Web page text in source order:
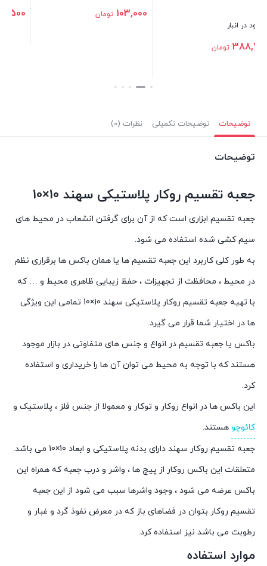
موجود در انبار
103,000
101,500
توضیحات توضیحات تکمیلی نظرات (0)
توضیحات
جعبه تقسیم روکار پلاستیکی سهند 10×10
جعبه تقسیم ابزاری است که از آن برای گرفتن انشعاب در محیط های
سیم کشی شده استفاده می شود.
به طور کلی کاربرد این جعبه تقسیم ها یا همان باکس ها برقراری نظم
در محیط ، محافظت از تجهیزات ، حفظ زیبایی ظاهری محیط و … که
با تهیه جعبه تقسیم روکار پلاستیکی سهند 10×10 تمامی این ویژگی
ها در اختیار شما قرار می گیرد.
باکس یا جعبه تقسیم در انواع و جنس های متفاوتی در بازار موجود
هستند که با توجه به محیط می توان آن ها را خریداری و استفاده
کرد.
این باکس ها در انواع روکار و توکار و معمولا از جنس فلز ، پلاستیک و
کائوچو هستند.
جعبه تقسیم روکار سهند دارای بدنه پلاستیکی و ابعاد 10×10 می باشد.
متعلقات این باکس روکار از پیچ ها ، واشر و درب جعبه که همراه این
باکس عرضه می شود ، وجود واشرها سبب می شود از این جعبه
تقسیم روکار بتوان در فضاهای باز که در معرض نفوذ گرد و غبار و
رطوبت می باشد نیز استفاده کرد.
موارد استفاده